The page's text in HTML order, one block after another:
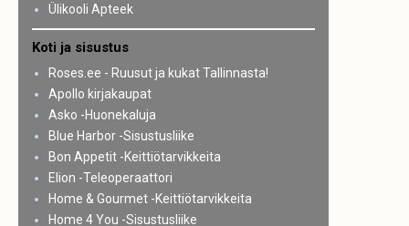
Ülikooli Apteek
Koti ja sisustus
Roses.ee - Ruusut ja kukat Tallinnasta!
Apollo kirjakaupat
Asko -Huonekaluja
Blue Harbor -Sisustusliike
Bon Appetit -Keittiötarvikkeita
Elion -Teleoperaattori
Home & Gourmet -Keittiötarvikkeita
Home 4 You -Sisustusliike